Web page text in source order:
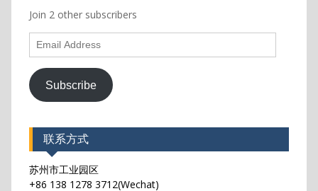
Join 2 other subscribers
Email
Address
Subscribe
联系方式
苏州市工业园区
+86 138 1278 3712(Wechat)